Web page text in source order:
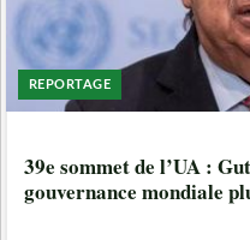
REPORTAGE
39e sommet de l’UA :
gouvernance mondiale